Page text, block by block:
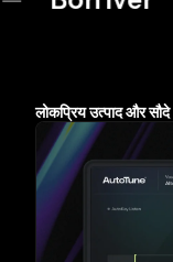
लोकप्रिय उत्पाद और सौदे